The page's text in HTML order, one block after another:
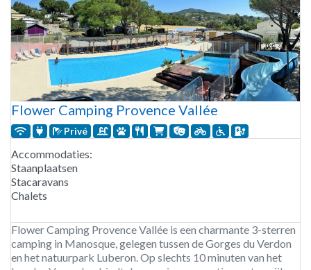
Flower Camping Provence Vallée
Privé
Accommodaties:
Staanplaatsen
Stacaravans
Chalets
Flower Camping Provence Vallée is een charmante 3-sterren
camping in Manosque, gelegen tussen de Gorges du Verdon
en het natuurpark Luberon. Op slechts 10 minuten van het